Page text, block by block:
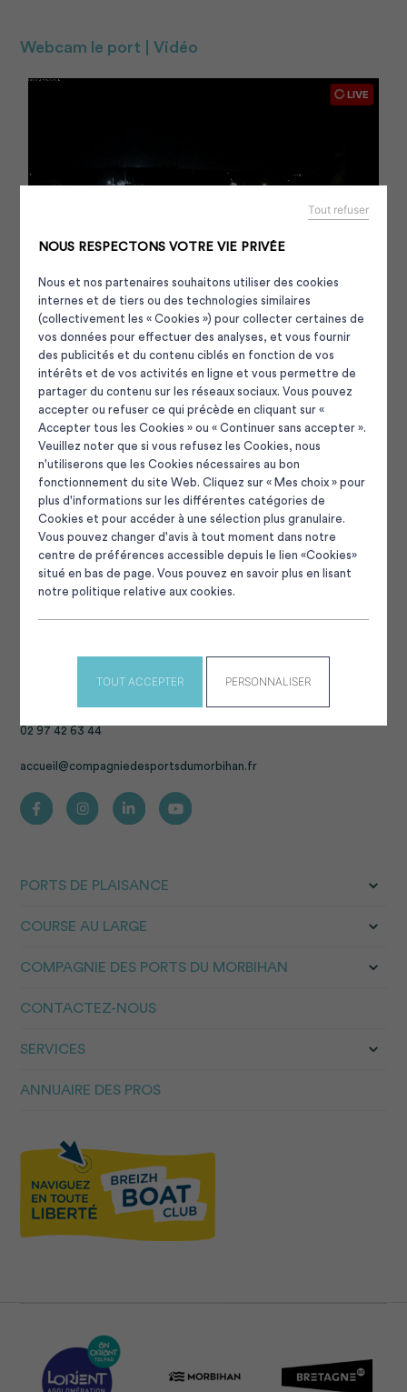
Panneau de gestion des
NOUS RESPECTONS VOTRE VIE PRIVÉE
Nous et nos partenaires souhaitons utiliser des cookies
internes et de tiers ou des technologies similaires
(collectivement les « Cookies ») pour collecter certaines de
vos données pour effectuer des analyses, et vous fournir
des publicités et du contenu ciblés en fonction de vos
intérêts et de vos activités en ligne et vous permettre de
partager du contenu sur les réseaux sociaux. Vous pouvez
accepter ou refuser ce qui précède en cliquant sur «
Accepter tous les Cookies » ou « Continuer sans accepter ».
Veuillez noter que si vous refusez les Cookies, nous
n'utiliserons que les Cookies nécessaires au bon
fonctionnement du site Web. Cliquez sur « Mes choix » pour
plus d'informations sur les différentes catégories de
Cookies et pour accéder à une sélection plus granulaire.
Vous pouvez changer d'avis à tout moment dans notre
centre de préférences accessible depuis le lien «Cookies»
situé en bas de page. Vous pouvez en savoir plus en lisant
notre politique relative aux cookies.
TOUT ACCEPTER
Tout refuser
PERSONNALISER
Webcam le port | Vidéo
La Compagnie des ports du Morbihan est une société
publique locale (SPL) créée en 2012 par leConseil
départemental du Morbihanpour mieux répondre aux
enjeux du territoire morbihannais. Elle est au service des
des sites culturels et touristiques : les cairns
et de Petit Mont, les
gîtes de
02 97 42 63 44
accueil@compagniedesportsdumorbihan.fr
PORTS DE PLAISANCE
COURSE AU LARGE
COMPAGNIE DES PORTS DU MORBIHAN
CONTACTEZ-NOUS
SERVICES
ANNUAIRE DES PROS